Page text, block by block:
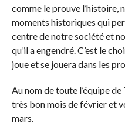
comme le prouve l’histoire,
moments historiques qui
centre de notre société et
qu’il a engendré. C’est le
joue et se jouera dans les
Au nom de toute l’équipe
très bon mois de février et
mars.